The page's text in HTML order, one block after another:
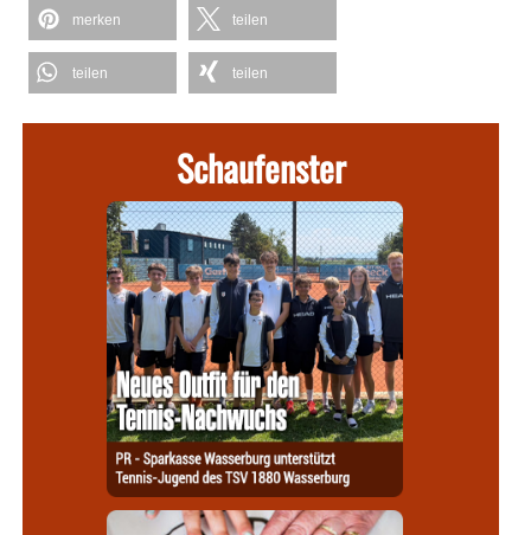
merken teilen
teilen teilen
Schaufenster